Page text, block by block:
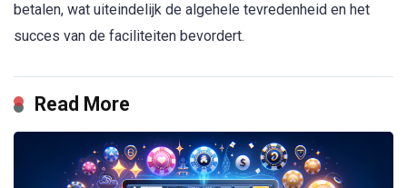
betalen, wat uiteindelijk de algehele tevredenheid en het
succes van de faciliteiten bevordert.
Read More